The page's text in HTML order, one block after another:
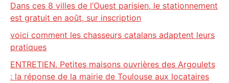
Dans ces 8 villes de l’Ouest parisien, le stationnement
est gratuit en août, sur inscription
voici comment les chasseurs catalans adaptent leurs
pratiques
ENTRETIEN. Petites maisons ouvrières des Argoulets
: la réponse de la mairie de Toulouse aux locataires